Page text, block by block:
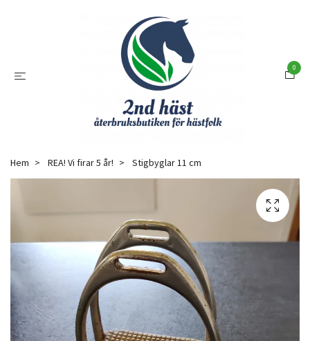
0
Hem REA! Vi firar 5 år! Stigbyglar 11 cm